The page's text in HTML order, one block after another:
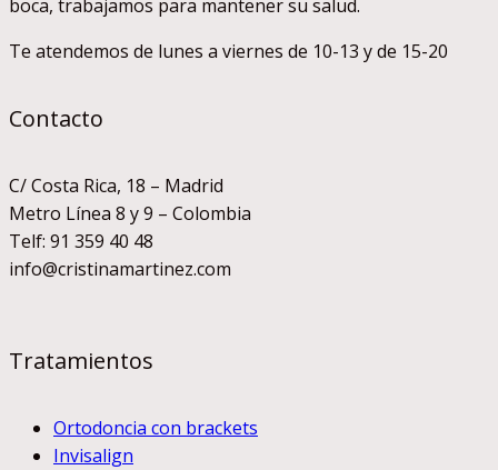
boca, trabajamos para mantener su salud.
Te atendemos de lunes a viernes de 10-13 y de 15-20
Contacto
C/ Costa Rica, 18 – Madrid
Metro Línea 8 y 9 – Colombia
Telf: 91 359 40 48
info@cristinamartinez.com
Tratamientos
Ortodoncia con brackets
Invisalign